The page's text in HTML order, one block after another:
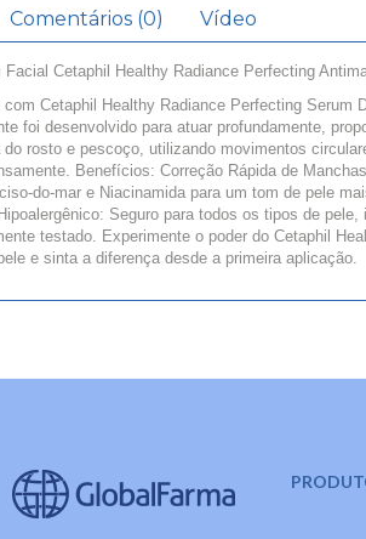
Comentários (0) Vídeo
Facial Cetaphil Healthy Radiance Perfecting
Cetaphil Healthy Radiance Perfecting Serum
foi desenvolvido para atuar profundamente,
do rosto e pescoço, utilizando movimentos
Benefícios: Correção Rápida de
do-mar e Niacinamida para um tom de pele
Seguro para todos os tipos de
testado. Experimente o poder do Cetaphil
e sinta a diferença desde a primeira aplicação.